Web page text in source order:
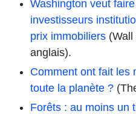
Washington veut
investisseurs
prix immobiliers
anglais).
Comment ont fait les
toute la planète ?
Forêts : au moins un